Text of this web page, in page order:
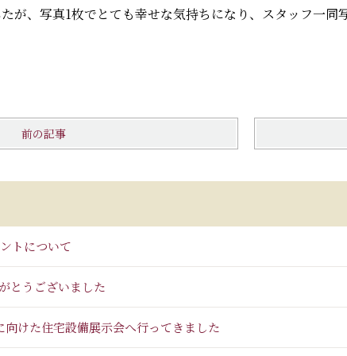
が、写真1枚でとても幸せな気持ちになり、スタッフ一
前の記事
トについて
とうございました
けた住宅設備展示会へ行ってきました